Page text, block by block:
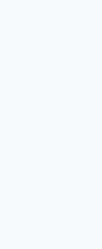
chữa
phiên bản
lý sử dụng